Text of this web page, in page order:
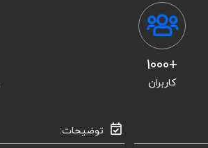
+1000
کاربران
توضیحات: